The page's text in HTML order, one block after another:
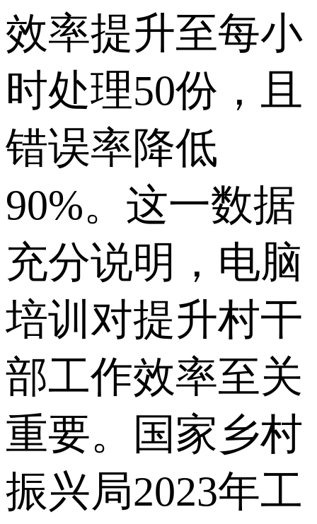
效率提升至每小
时处理50份，且
错误率降低
90%。这一数据
充分说明，电脑
培训对提升村干
部工作效率至关
重要。国家乡村
振兴局2023年工